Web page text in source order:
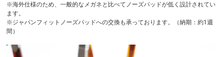
※海外仕様のため、一般的なメガネと比べてノーズパッドが低く設計されてい
ます。
※ジャパンフィットノーズパッドへの交換も承っております。（納期：約1週
間）